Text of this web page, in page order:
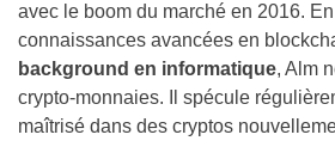
avec le boom du marché en 2016.
connaissances avancées en
background en informatique, Alm
crypto-monnaies. Il spécule
maîtrisé dans des cryptos